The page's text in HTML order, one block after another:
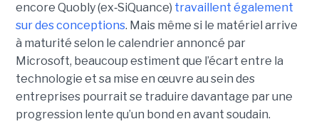
encore Quobly (ex‑SiQuance) travaillent également
sur des conceptions. Mais même si le matériel arrive
à maturité selon le calendrier annoncé par
Microsoft, beaucoup estiment que l’écart entre la
technologie et sa mise en œuvre au sein des
entreprises pourrait se traduire davantage parune
progression lente qu’un bond en avant soudain.